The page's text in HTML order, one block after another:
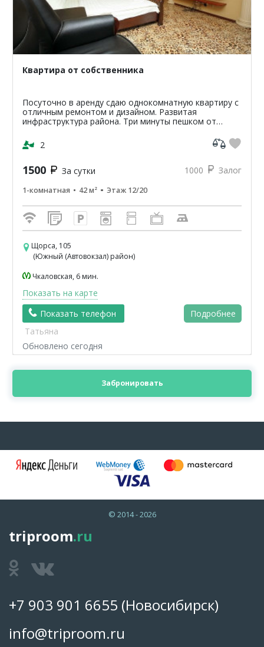
Квартира от собственника
Посуточно в аренду сдаю однокомнатную квартиру с
отличным ремонтом и дизайном. Развитая
инфраструктура района. Три минуты пешком от
Тихий район. Обору...
2
1500 За сутки 1000 Залог
1-комнатная 42 м² Этаж 12/20
Щорса, 105
(Южный (Автовокзал) район)
Чкаловская, 6 мин.
Показать на карте
Показать телефон
Подробнее
Татьяна
Обновлено сегодня
Забронировать
© 2014 - 2026
triproom.ru
+7 903 901 6655 (Новосибирск)
info@triproom.ru